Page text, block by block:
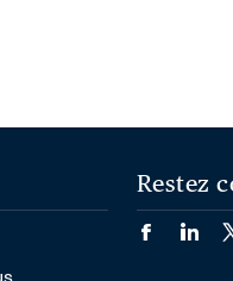
Restez